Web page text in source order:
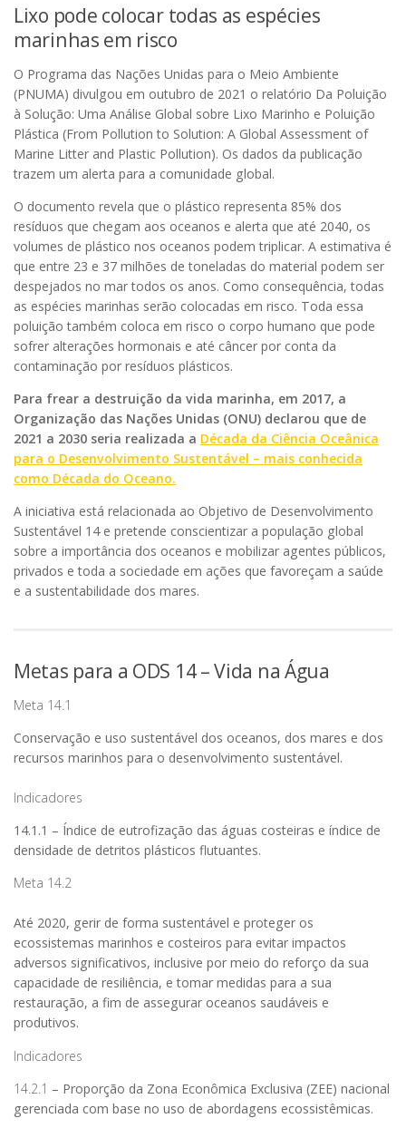
Lixo pode colocar todas as espécies
marinhas em risco
O Programa das Nações Unidas para o Meio Ambiente
(PNUMA) divulgou em outubro de 2021 o relatório Da Poluição
à Solução: Uma Análise Global sobre Lixo Marinho e Poluição
Plástica (From Pollution to Solution: A Global Assessment of
Marine Litter and Plastic Pollution). Os dados da publicação
trazem um alerta para a comunidade global.
O documento revela que o plástico representa 85% dos
resíduos que chegam aos oceanos e alerta que até 2040, os
volumes de plástico nos oceanos podem triplicar. A estimativa é
que entre 23 e 37 milhões de toneladas do material podem ser
despejados no mar todos os anos. Como consequência, todas
as espécies marinhas serão colocadas em risco. Toda essa
poluição também coloca em risco o corpo humano que pode
sofrer alterações hormonais e até câncer por conta da
contaminação por resíduos plásticos.
Para frear a destruição da vida marinha, em 2017, a
Organização das Nações Unidas (ONU) declarou que de
2021 a 2030 seria realizada a Década da Ciência Oceânica
para o Desenvolvimento Sustentável – mais conhecida
como Década do Oceano.
A iniciativa está relacionada ao Objetivo de Desenvolvimento
Sustentável 14 e pretende conscientizar a população global
sobre a importância dos oceanos e mobilizar agentes públicos,
privados e toda a sociedade em ações que favoreçam a saúde
e a sustentabilidade dos mares.
Metas para a ODS 14 – Vida na Água
Meta 14.1
Conservação e uso sustentável dos oceanos, dos mares e dos
recursos marinhos para o desenvolvimento sustentável.
Indicadores
14.1.1 – Índice de eutrofização das águas costeiras e índice de
densidade de detritos plásticos flutuantes.
Meta 14.2
Até 2020, gerir de forma sustentável e proteger os
ecossistemas marinhos e costeiros para evitar impactos
adversos significativos, inclusive por meio do reforço da sua
capacidade de resiliência, e tomar medidas para a sua
restauração, a fim de assegurar oceanos saudáveis e
produtivos.
Indicadores
14.2.1 – Proporção da Zona Econômica Exclusiva (ZEE) nacional
gerenciada com base no uso de abordagens ecossistêmicas.